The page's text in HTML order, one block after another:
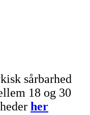
sårbarhed
18 og 30
her